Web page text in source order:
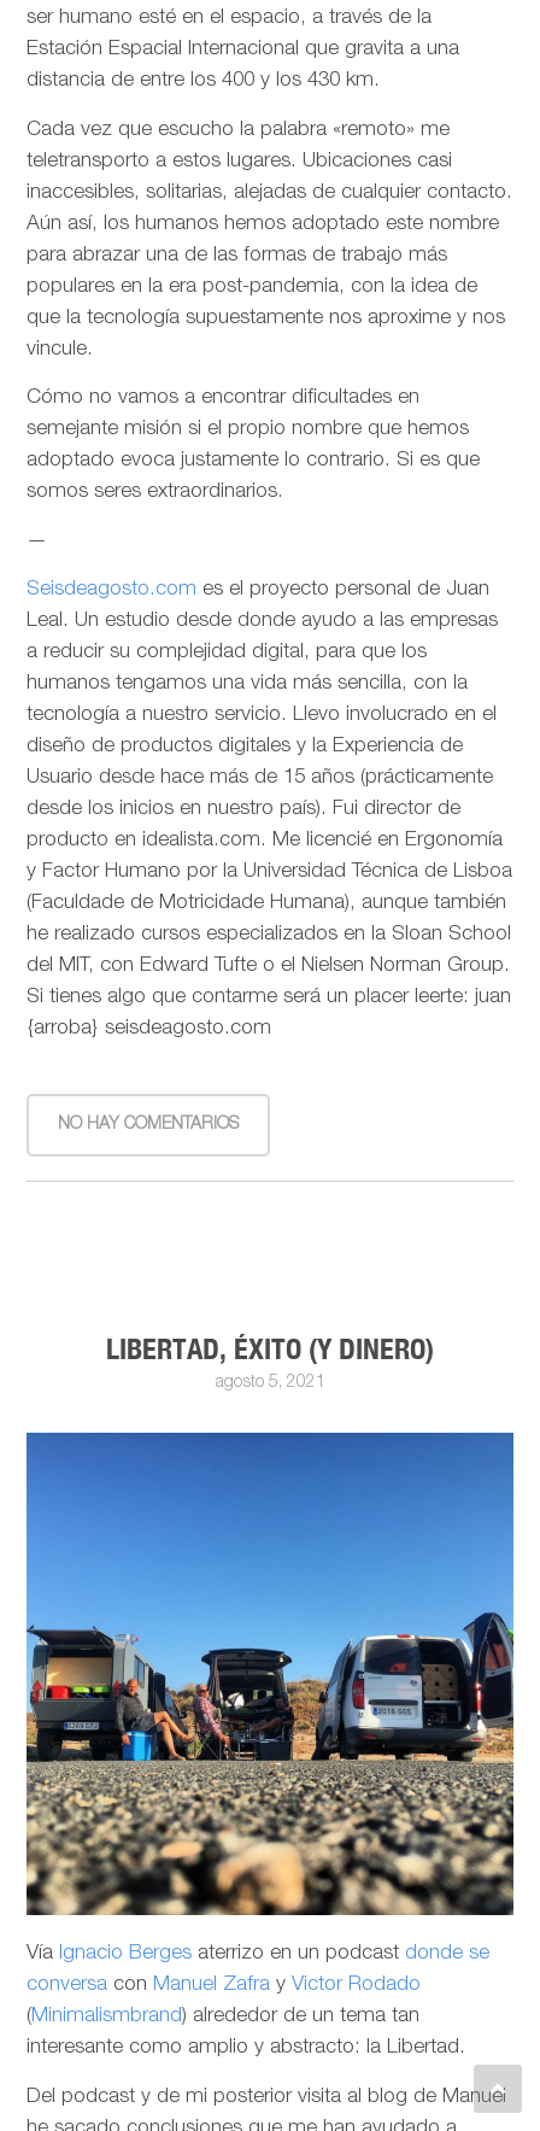
ser humano esté en el espacio, a través de la
Estación Espacial Internacional que gravita a una
distancia de entre los 400 y los 430 km.
Cada vez que escucho la palabra «remoto» me
teletransporto a estos lugares. Ubicaciones casi
inaccesibles, solitarias, alejadas de cualquier contacto.
Aún así, los humanos hemos adoptado este nombre
para abrazar una de las formas de trabajo más
populares en la era post-pandemia, con la idea de
que la tecnología supuestamente nos aproxime y nos
vincule.
Cómo no vamos a encontrar dificultades en
semejante misión si el propio nombre que hemos
adoptado evoca justamente lo contrario. Si es que
somos seres extraordinarios.
—
Seisdeagosto.com es el proyecto personal de Juan
Leal. Un estudio desde donde ayudo a las empresas
a reducir su complejidad digital, para que los
humanos tengamos una vida más sencilla, con la
tecnología a nuestro servicio. Llevo involucrado en el
diseño de productos digitales y la Experiencia de
Usuario desde hace más de 15 años (prácticamente
desde los inicios en nuestro país). Fui director de
producto en idealista.com. Me licencié en Ergonomía
y Factor Humano por la Universidad Técnica de Lisboa
(Faculdade de Motricidade Humana), aunque también
he realizado cursos especializados en la Sloan School
del MIT, con Edward Tufte o el Nielsen Norman Group.
Si tienes algo que contarme será un placer leerte: juan
{arroba} seisdeagosto.com
NO HAY COMENTARIOS
LIBERTAD, ÉXITO (Y DINERO)
agosto 5, 2021
Vía Ignacio Berges aterrizo en un podcast donde se
conversa con Manuel Zafra y Victor Rodado
(Minimalismbrand) alrededor de un tema tan
interesante como amplio y abstracto: la Libertad.
Del podcast y de mi posterior visita al blog de Manuel